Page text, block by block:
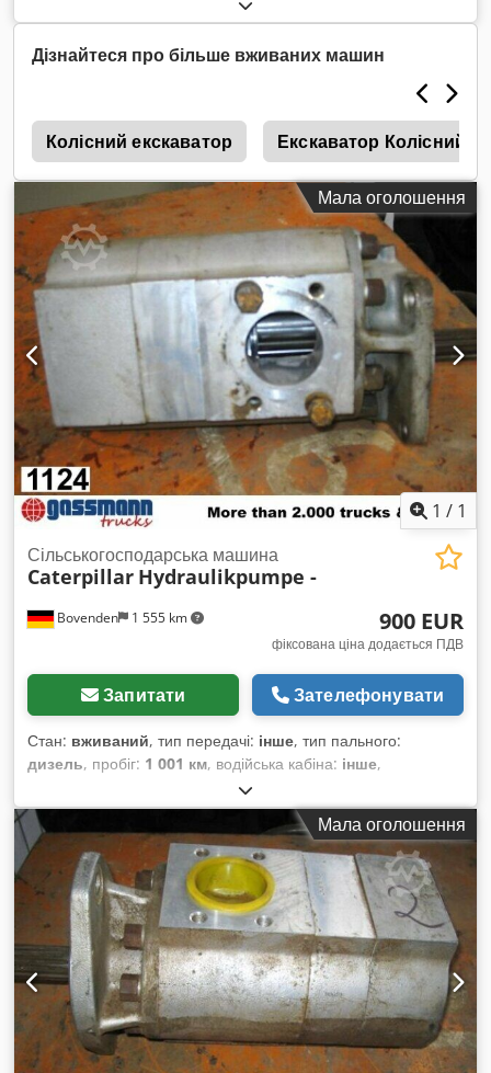
Дізнайтеся про більше вживаних машин
Колісний екскаватор Екскаватор Колісний
Мала оголошення
1 / 1
Bovenden 1 555 km
Сільськогосподарська машина
Caterpillar Hydraulikpumpe -
900 EUR
фіксована ціна додається ПДВ
Запитати Зателефонувати
Стан: вживаний, тип передачі: інше, тип пального:
дизель, пробіг: 1 001 км, водійська кабіна: інше,
Мала оголошення